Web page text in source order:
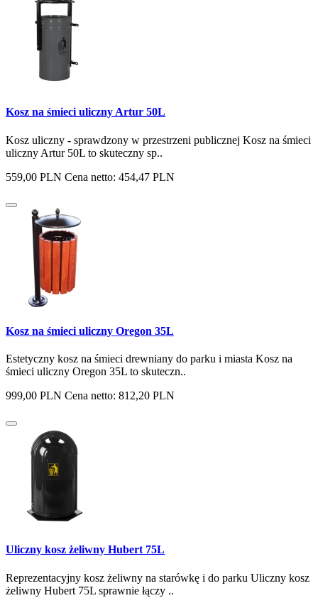
Kosz na śmieci uliczny Artur 50L
Kosz uliczny - sprawdzony w przestrzeni publicznej Kosz na śmieci
uliczny Artur 50L to skuteczny sp..
559,00 PLN Cena netto: 454,47 PLN
Kosz na śmieci uliczny Oregon 35L
Estetyczny kosz na śmieci drewniany do parku i miasta Kosz na
śmieci uliczny Oregon 35L to skuteczn..
999,00 PLN Cena netto: 812,20 PLN
Uliczny kosz żeliwny Hubert 75L
Reprezentacyjny kosz żeliwny na starówkę i do parku Uliczny kosz
żeliwny Hubert 75L sprawnie łączy ..